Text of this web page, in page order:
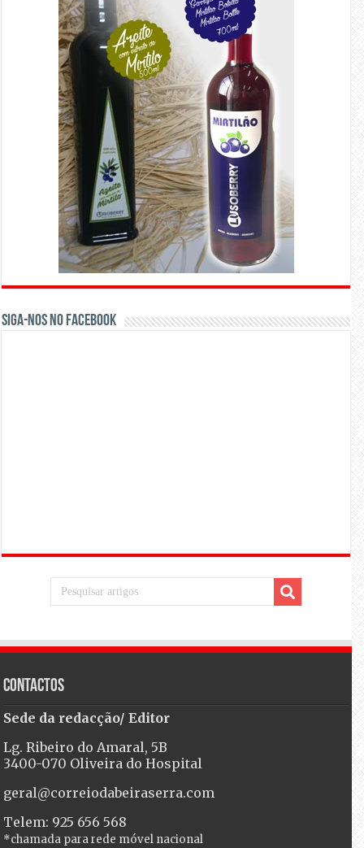
Siga-nos no Facebook
Contactos
Sede da redacção/ Editor
Lg. Ribeiro do Amaral, 5B
3400-070 Oliveira do Hospital
geral@correiodabeiraserra.com
Telem: 925 656 568
*chamada para rede móvel nacional